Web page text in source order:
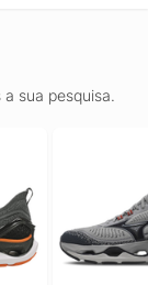
sua pesquisa.